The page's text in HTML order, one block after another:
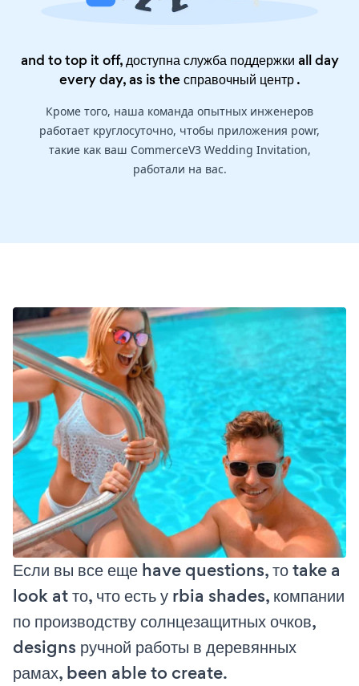
and to top it off, доступна служба поддержки all day
every day, as is theсправочный центр.
Кроме того, наша команда опытных инженеров
работает круглосуточно, чтобы приложения powr,
такие как ваш CommerceV3 Wedding Invitation,
работали на вас.
Если вы все еще have questions, то take a
look at то, что есть у rbia shades, компании
по производству солнцезащитных очков,
designs ручной работы в деревянных
рамах, been able to create.